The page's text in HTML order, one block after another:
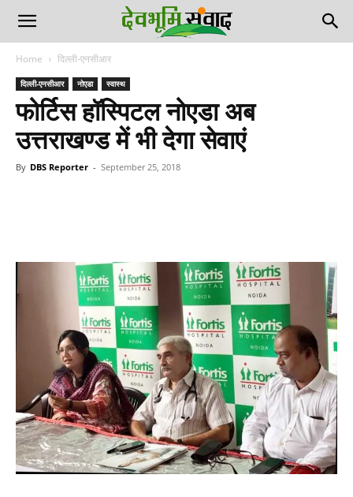
Home दिल्ली-एनसीआर
दिल्ली-एनसीआर नोएडा स्वास्थ
फोर्टिस हॉस्पिटल नोएडा अब
उत्तराखण्ड में भी देगा सेवाएं
By DBS Reporter - September 25, 2018